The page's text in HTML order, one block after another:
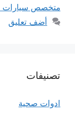
متخصص سيارات
أضف تعليق
تصنيفات
ادوات صحية